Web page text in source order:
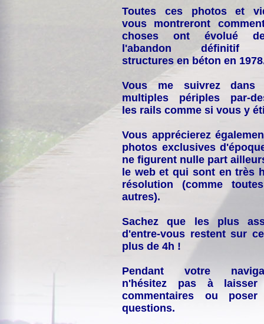
Toutes ces photos et
vous montreront
choses ont évolué
l'abandon définitif
structures en béton en
Vous me suivrez dans
multiples périples par-
les rails comme si vous y
Vous apprécierez
photos exclusives
ne figurent nulle part
le web et qui sont en très
résolution (comme
autres).
Sachez que les plus
d'entre-vous restent sur
plus de 4h !
Pendant votre
n'hésitez pas à laisser
commentaires ou
questions.